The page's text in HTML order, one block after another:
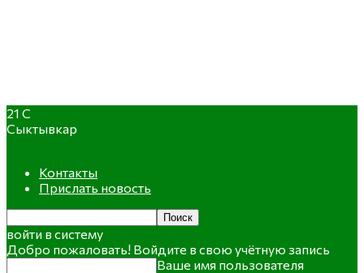
21 C
Сыктывкар
Контакты
Прислать новость
войти в систему
Добро пожаловать! Войдите в свою учётную запись
Ваше имя пользователя